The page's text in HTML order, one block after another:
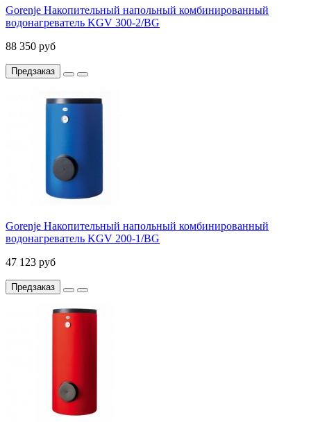
Gorenje Накопительный напольный комбинированный
водонагреватель KGV 300-2/BG
88 350 руб
Предзаказ
Gorenje Накопительный напольный комбинированный
водонагреватель KGV 200-1/BG
47 123 руб
Предзаказ